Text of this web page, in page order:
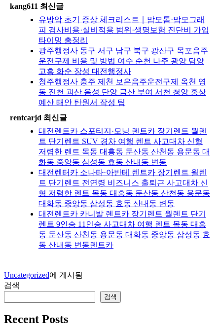
kang611 최신글
유방암 초기 증상 체크리스트｜맘모톰·맘모그래
피 검사비용·실비적용 범위·생명보험 진단비 가입
타이밍 총정리
광주행정사 동구 서구 남구 북구 광산구 목포음주
운전구제 비용 및 방법 여수 순천 나주 광양 담양
고흥 화순 장성 대전행정사
청주행정사 충주 제천 보은음주운전구제 옥천 영
동 진천 괴산 음성 단양 금산 부여 서천 청양 홍상
예산 태안 탄원서 작성 팁
rentcarjd 최신글
대전렌트카 스포티지·모닝 렌트카 장기렌트 월렌
트 단기렌트 SUV 경차 여행 렌트 사고대차 신형
저렴한 렌트 목동 대흥동 둔산동 산천동 용문동 대
화동 중앙동 삼성동 효동 산내동 변동
대전렌터카 소나타·아반테 렌트카 장기렌트 월렌
트 단기렌트 전연령 비즈니스 출퇴근 사고대차 신
형 저렴한 렌트 목동 대흥동 둔산동 산천동 용문동
대화동 중앙동 삼성동 효동 산내동 변동
대전렌트카 카니발 렌트카 장기렌트 월렌트 단기
렌트 9인승 11인승 사고대차 여행 렌트 목동 대흥
동 둔산동 산천동 용문동 대화동 중앙동 삼성동 효
동 산내동 변동렌트카
Uncategorized에 게시됨
검색
검색
Recent Posts